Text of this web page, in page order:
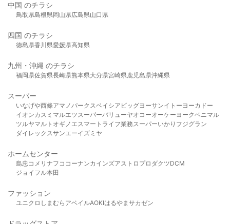
中国 のチラシ
鳥取県島根県岡山県広島県山口県
四国 のチラシ
徳島県香川県愛媛県高知県
九州・沖縄 のチラシ
福岡県佐賀県長崎県熊本県大分県宮崎県鹿児島県沖縄県
スーパー
いなげや西條アマノパークスベイシア ビッグヨーサンイトーヨーカドー
イオンカスミ マルエツスーパーバリューヤオコーオーケー ヨークベニマル
ツルヤマルト オギノ エスマート ライフ業務スーパーいかり フジグラン
ダイレックスサンエーイズミヤ
ホームセンター
島忠 コメリ ナフコ コーナンカインズアストロプロダクツDCM
ジョイフル本田
ファッション
ユニクロ しまむら アベイルAOKIはるやま サカゼン